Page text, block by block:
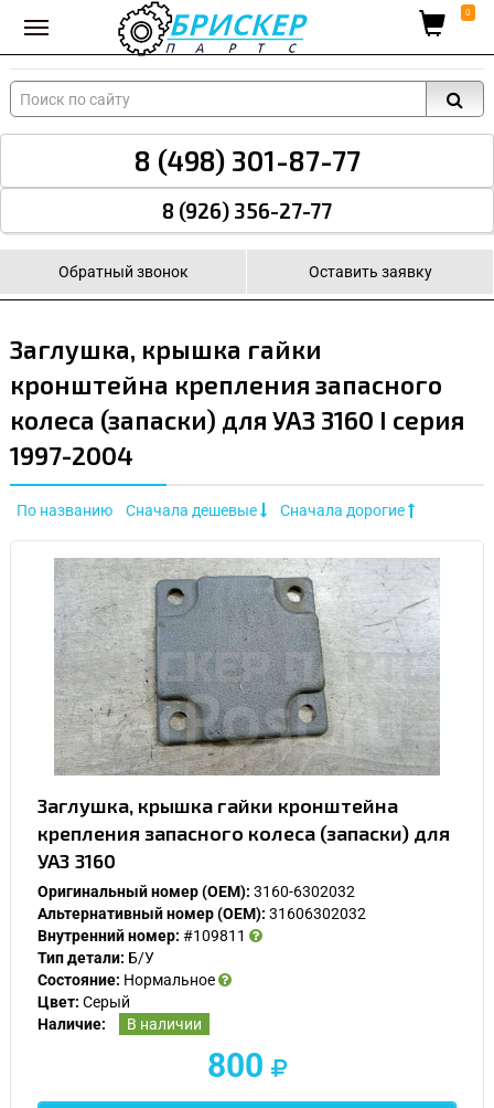
Вход для поставщиков 0
8 (498) 301-87-77
8 (926) 356-27-77
Обратный звонок Оставить заявку
Заглушка, крышка гайки
кронштейна крепления запасного
колеса (запаски) для УАЗ 3160 I серия
1997-2004
По названию Сначала дешевые Сначала дорогие
Заглушка, крышка гайки кронштейна
крепления запасного колеса (запаски) для
УАЗ 3160
Оригинальный номер (OEM): 3160-6302032
Альтернативный номер (OEM): 31606302032
Внутренний номер: #109811
Тип детали: Б/У
Состояние: Нормальное
Цвет: Серый
Наличие:
В наличии
800